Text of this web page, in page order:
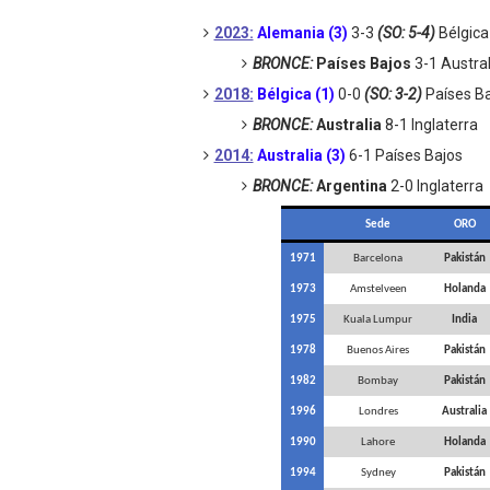
Mundial de piragüismo
Tour de Francia
Mundial de Fórmula 1
Copa del Mundo femenina
Campeonato de Europa
2023: Alemania (3) 3-3 (SO: 5-4)Bélgica
BRONCE: Países Bajos 3-1
2018: Bélgica (1) 0-0 (SO: 3-2)Países
BRONCE: Australia 8-1 Inglaterra
2014: Australia (3) 6-1 Países Bajos
BRONCE: Argentina 2-0 Inglaterra
Sede ORO
1971 Barcelona Pakistán
1973 Amstelveen Holanda
1975 Kuala Lumpur India
1978 Buenos Aires Pakistán
1982 Bombay Pakistán
1996 Londres Australia
1990 Lahore Holanda
1994 Sydney Pakistán